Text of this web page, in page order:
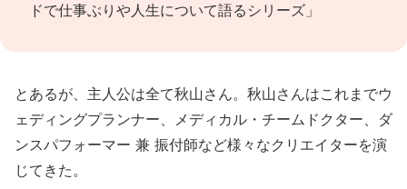
ドで仕事ぶりや人生について語るシリーズ」
とあるが、主人公は全て秋山さん。秋山さんはこれまでウ
ェディングプランナー、メディカル・チームドクター、ダ
ンスパフォーマー 兼 振付師など様々なクリエイターを演
じてきた。